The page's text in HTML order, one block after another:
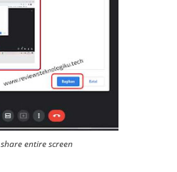
share entire screen